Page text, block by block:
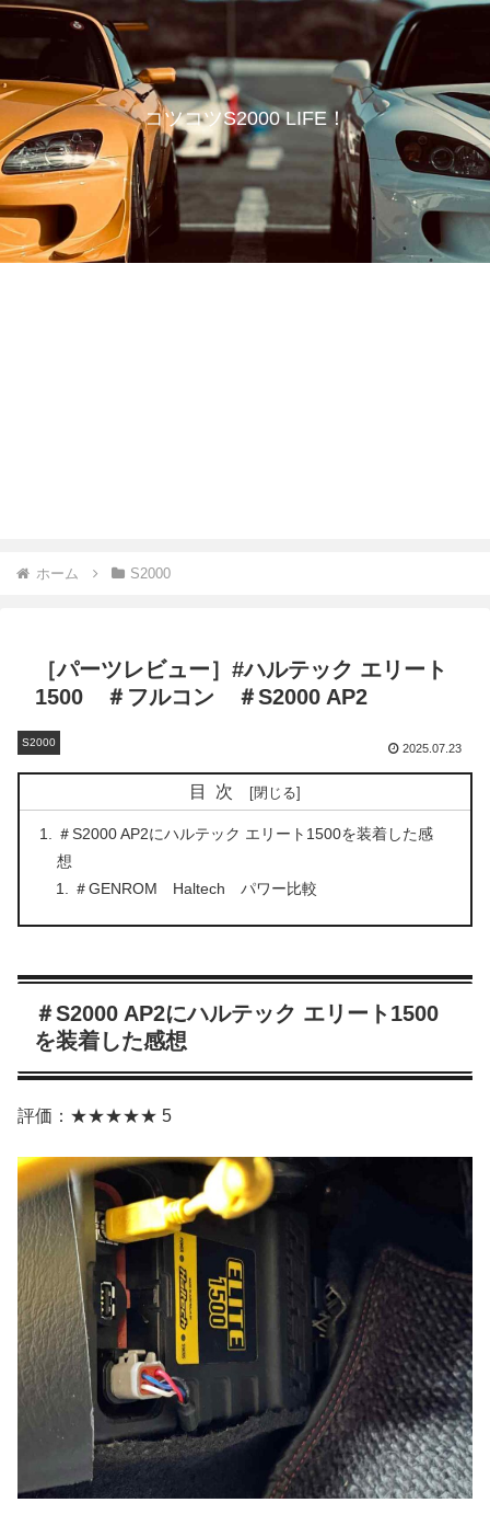
コツコツS2000 LIFE！
ホーム S2000
［パーツレビュー］#ハルテック エリート
1500 ＃フルコン ＃S2000 AP2
S2000
2025.07.23
目次
＃S2000 AP2にハルテック エリート1500を装着した感
想
＃GENROM Haltech パワー比較
＃S2000 AP2にハルテック エリート1500
を装着した感想
評価：★★★★★ 5